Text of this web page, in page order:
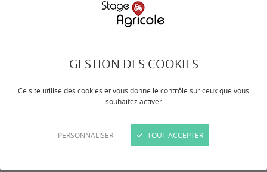
GESTION DES COOKIES
Ce site utilise des cookies et vous donne le contrôle sur ceux que vous
souhaitez activer
PERSONNALISER TOUT ACCEPTER
Exploitation grande culture diversifiée (
chanvre,maïs, …) et un atelier poules
apprenti motivé dans une bonne